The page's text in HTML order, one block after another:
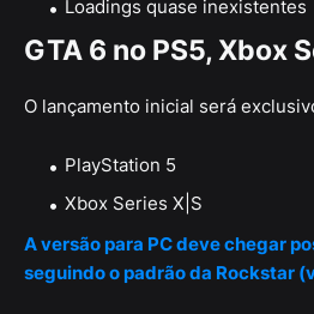
Loadings quase inexistentes
GTA 6 no PS5, Xbox
O lançamento inicial será
PlayStation 5
Xbox Series X|S
A versão para PC deve chegar
seguindo o padrão da Rockstar